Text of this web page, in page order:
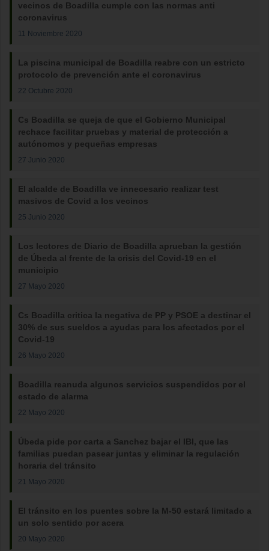
vecinos de Boadilla cumple con las normas anti
coronavirus
11 Noviembre 2020
La piscina municipal de Boadilla reabre con un estricto
protocolo de prevención ante el coronavirus
22 Octubre 2020
Cs Boadilla se queja de que el Gobierno Municipal
rechace facilitar pruebas y material de protección a
autónomos y pequeñas empresas
27 Junio 2020
El alcalde de Boadilla ve innecesario realizar test
masivos de Covid a los vecinos
25 Junio 2020
Los lectores de Diario de Boadilla aprueban la gestión
de Úbeda al frente de la crisis del Covid-19 en el
municipio
27 Mayo 2020
Cs Boadilla critica la negativa de PP y PSOE a destinar el
30% de sus sueldos a ayudas para los afectados por el
Covid-19
26 Mayo 2020
Boadilla reanuda algunos servicios suspendidos por el
estado de alarma
22 Mayo 2020
Úbeda pide por carta a Sanchez bajar el IBI, que las
familias puedan pasear juntas y eliminar la regulación
horaria del tránsito
21 Mayo 2020
El tránsito en los puentes sobre la M-50 estará limitado a
un solo sentido por acera
20 Mayo 2020